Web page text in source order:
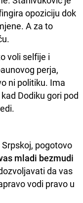
opoziciju dok
A za to
voli selfije i
perja,
ni politiku. Ima
Dodiku gori pod
pogotovo
mladi bezmudi
da vas
vodi pravo u